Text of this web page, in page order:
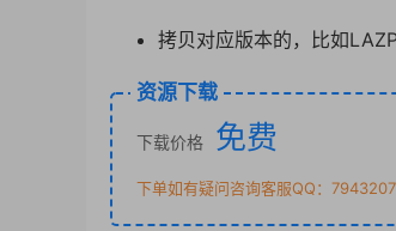
拷贝对应版本的，比如
资源下载
下载价格 免费
下单如有疑问咨询客服QQ：